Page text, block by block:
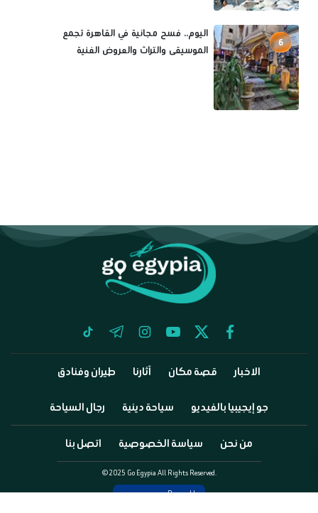
6
اليوم.. فسح مجانية في القاهرة تجمع
الموسيقى والتراث والعروض الفنية
facebook
twitter
youtube
instagram
telegram
tiktok
الاخبار قصة مكان آثارنا طيران وفنادق
جو إيجيبيا بالفيديو سياحة دينية رجال السياحة
من نحن سياسة الخصوصية اتصل بنا
©2025 Go Egypia All Rights Reserved.
Powered by